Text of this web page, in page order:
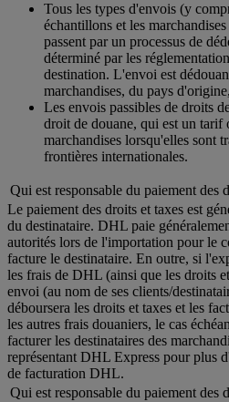
Tous les types d'envois (y
échantillons et les
passent par un processus de
déterminé par les
destination. L'envoi est
marchandises, du pays
Les envois passibles de droits
droit de douane, qui est un tarif
marchandises lorsqu'elles sont
frontières internationales.
Qui est responsable du paiement des
Le paiement des droits et taxes est
du destinataire. DHL paie
autorités lors de l'importation pour le
facture le destinataire. En outre, si
les frais de DHL (ainsi que les droits
envoi (au nom de ses clients/
déboursera les droits et taxes et les
les autres frais douaniers, le cas
facturer les destinataires des
représentant DHL Express pour plus
de facturation DHL.
Qui est responsable du paiement des